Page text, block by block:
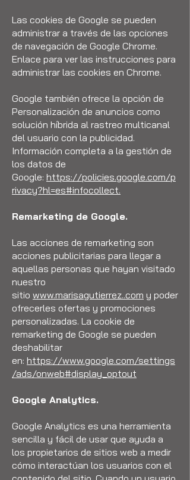
Las cookies de Google se pueden
administrar a través de las opciones
de navegación de Google Chrome.
Enlace para ver las instrucciones para
administrar las cookies en Chrome.
Google también ofrece la opción de
Personalización de anuncios como
solución híbrida al rastreo multicanal
del usuario con la publicidad.
Información completa a la gestión de
los datos de
Google: https://policies.google.com/p
rivacy?hl=es#infocollect.
Remarketing de Google.
Las acciones de remarketing son
acciones publicitarias para llegar a
aquellas personas que hayan visitado
nuestro
sitio www.marisagutierrez..com y poder
ofrecerles ofertas y promociones
personalizadas. La cookie de
remarketing de Google se pueden
deshabilitar
en: https://www.google.com/settings
/ads/onweb#display_optout
Google Analytics.
Google Analytics es una herramienta
sencilla y fácil de usar que ayuda a
los propietarios de sitios web a medir
cómo interactúan los usuarios con el